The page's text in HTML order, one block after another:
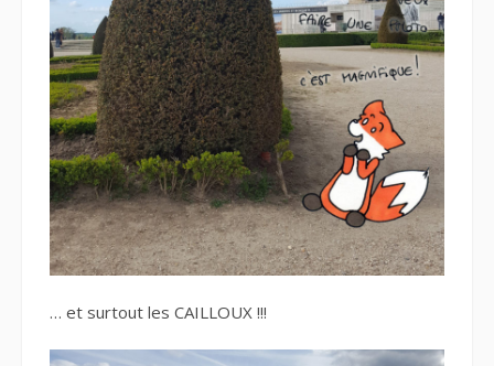
… et surtout les CAILLOUX !!!